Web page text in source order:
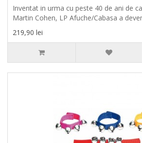
Inventat in urma cu peste 40 de ani de
Martin Cohen, LP Afuche/Cabasa a
219,90 lei